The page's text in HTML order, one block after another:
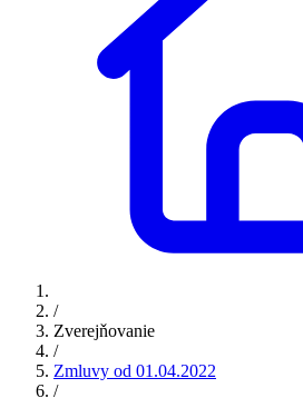
/
Zverejňovanie
/
Zmluvy od 01.04.2022
/